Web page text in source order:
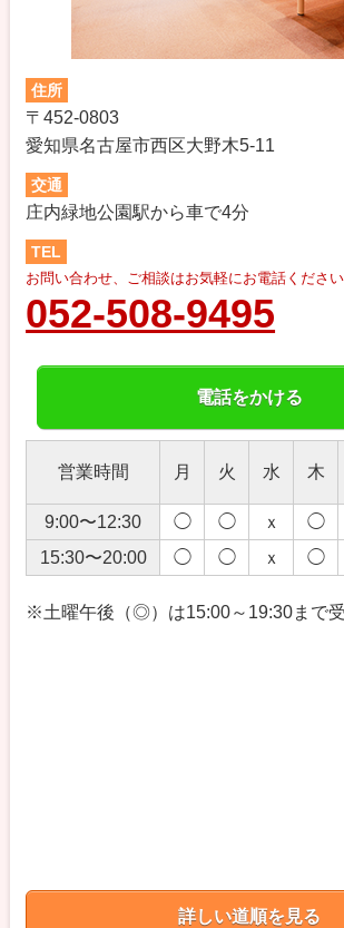
住所
〒452-0803
愛知県名古屋市西区大野木5-11
交通
庄内緑地公園駅から車で4分
TEL
お問い合わせ、ご相談はお気軽にお電話ください
052-508-9495
電話をかける
営業時間 月 火 水 木
9:00〜12:30
◯ ◯ ｘ ◯
15:30〜20:00
◯ ◯ ｘ ◯
※土曜午後（◎）は15:00～19:30まで
詳しい道順を見る